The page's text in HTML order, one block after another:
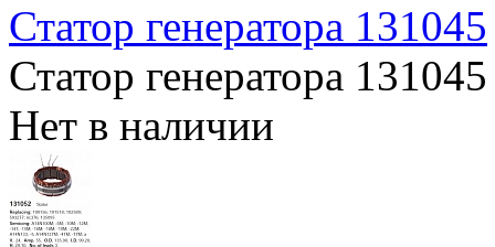
Статор генератора 131045
Статор генератора 131045
Нет в наличии